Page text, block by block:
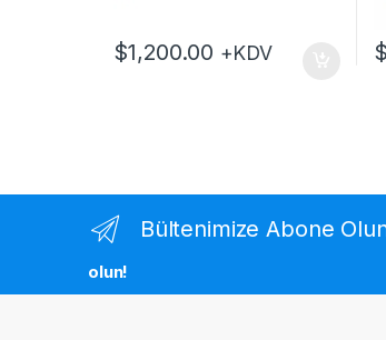
$1,200.00 +KDV $
Bültenimize Abone
olun!